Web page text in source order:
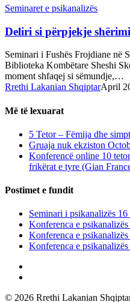
Seminaret e psikanalizës
Deliri si përpjekje shërimi
Seminari i Fushës Frojdiane
Biblioteka Kombëtare Sheshi
moment shfaqej si sëmundje,…
Rrethi Lakanian ShqiptarApril
Më të lexuarat
5 Tetor – Fëmija dhe
Gruaja nuk ekziston
Konferencë online 10
frikërat e tyre (Gian
Postimet e fundit
Seminari i psikanalizës
Konferenca e
Konferenca e
Konferenca e
© 2026 Rrethi Lakanian